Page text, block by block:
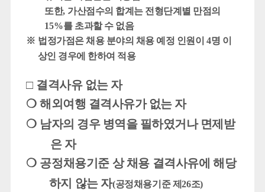
또한, 가산점수의 합계는 전형단계별 만점의
15%를 초과할 수 없음
※ 법정가점은 채용 분야의 채용 예정 인원이 4명 이
상인 경우에 한하여 적용
□ 결격사유 없는 자
❍해외여행 결격사유가 없는 자
❍ 남자의 경우 병역을 필하였거나 면제받
은 자
❍ 공정채용기준 상 채용 결격사유에 해당
하지 않는 자(공정채용기준 제26조)